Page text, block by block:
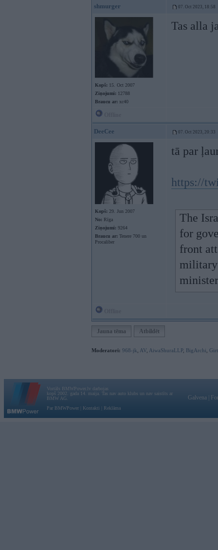
shmurger 07. Oct 2023, 18:58
Kopš: 15. Oct 2007
Ziņojumi: 12788
Braucu ar: xc40
Tas alla
DeeCee 07. Oct 2023, 20:33
Kopš: 29. Jun 2007
No: Rīga
Ziņojumi: 9264
Braucu ar: Tenere 700 un
Procaliber
tā par
https://
The
for
front
Jauna tēma Atbildēt
Moderatori: 968-jk AV AiwaShuraLLP, BigArchi
Vortāls BMWPower.lv darbojas
kopš 2002. gada 14. maija. Tas nav auto klubs un nav saistīts ar
BMW AG.
Par BMWPower
Kontakti Reklāma
Galvena